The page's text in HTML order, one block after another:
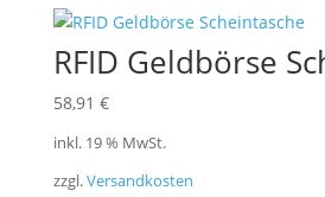
RFID Geldbörse
58,91 €
inkl. 19 % MwSt.
zzgl.Versandkosten